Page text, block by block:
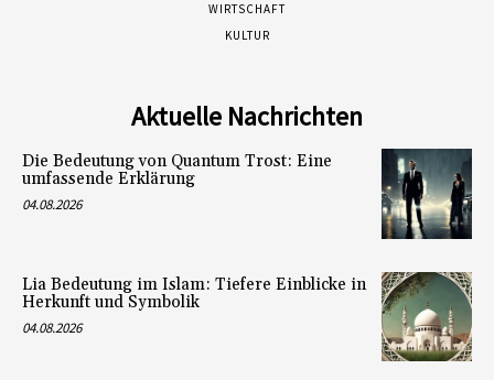
WIRTSCHAFT
KULTUR
Aktuelle Nachrichten
Die Bedeutung von Quantum Trost: Eine
umfassende Erklärung
04.08.2026
Lia Bedeutung im Islam: Tiefere Einblicke in
Herkunft und Symbolik
04.08.2026